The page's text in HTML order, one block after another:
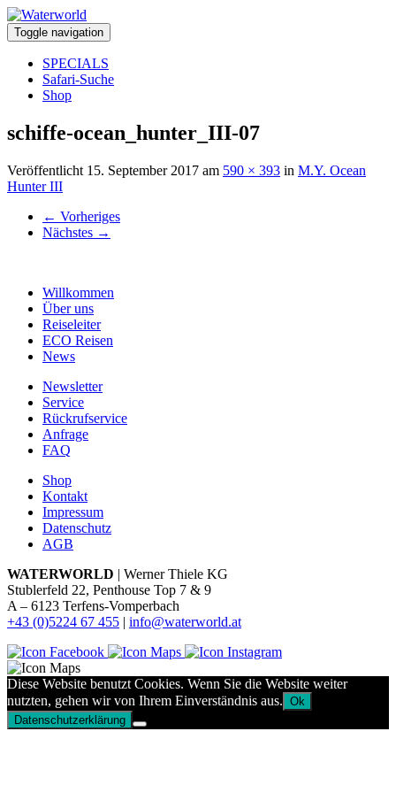
Toggle navigation
SPECIALS
Safari-Suche
Shop
schiffe-ocean_hunter_III-07
Veröffentlicht 15. September 2017 am 590 × 393 in M.Y. Ocean
Hunter III
← Vorheriges
Nächstes →
Willkommen
Über uns
Reiseleiter
ECO Reisen
News
Newsletter
Service
Rückrufservice
Anfrage
FAQ
Shop
Kontakt
Impressum
Datenschutz
AGB
WATERWORLD | Werner Thiele KG
Stublerfeld 22, Penthouse Top 7 & 9
A – 6123 Terfens-Vomperbach
+43 (0)5224 67 455 | info@waterworld.at
Diese Website benutzt Cookies. Wenn Sie die Website weiter
nutzten, gehen wir von Ihrem Einverständnis aus. Ok
Datenschutzerklärung